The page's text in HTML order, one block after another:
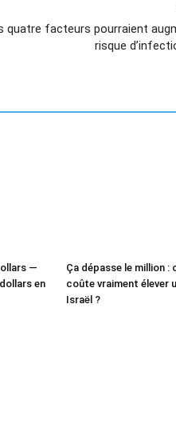
quatre facteurs pourraient
risque
—
en
Ça dépasse le million :
coûte vraiment élever
Israël ?